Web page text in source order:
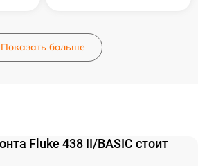
Показать больше
Fluke 438 II/BASIC стоит